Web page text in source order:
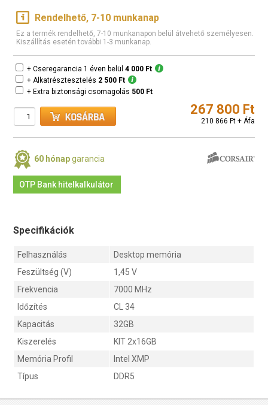
Rendelhető, 7-10 munkanap
Ez a termék rendelhető, 7-10 munkanapon belül átvehető személyesen.
Kiszállítás esetén további 1-3 munkanap.
+ Cseregarancia 1 éven belül4 000 Ft
+ Alkatrésztesztelés 2 500 Ft
+ Extra biztonsági csomagolás 500 Ft
267 800 Ft
210 866 Ft + Áfa
60 hónapgarancia
OTP Bank hitelkalkulátor
Specifikációk
Felhasználás
Desktop memória
Feszültség (V)
1,45 V
Frekvencia
7000 MHz
Időzítés
CL 34
Kapacitás
32GB
Kiszerelés
KIT 2x16GB
Memória Profil
Intel XMP
Típus
DDR5